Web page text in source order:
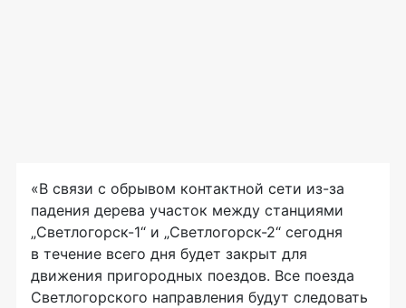
«В связи с обрывом контактной сети из-за
падения дерева участок между станциями
„Светлогорск-1“ и „Светлогорск-2“ сегодня
в течение всего дня будет закрыт для
движения пригородных поездов. Все поезда
Светлогорского направления будут следовать